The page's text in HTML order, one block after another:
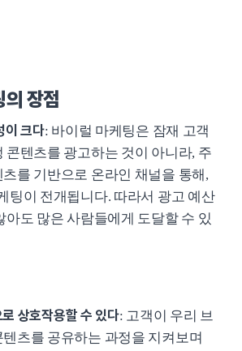
의 장점
이 크다: 바이럴 마케팅은 잠재 고객
콘텐츠를 광고하는 것이 아니라, 주
를 기반으로 온라인 채널을 통해,
팅이 전개됩니다. 따라서 광고 예산
아도 많은 사람들에게 도달할 수 있
상호작용할 수 있다: 고객이 우리 브
츠를 공유하는 과정을 지켜보며